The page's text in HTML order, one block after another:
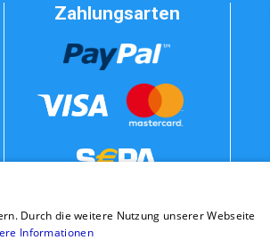
Zahlungsarten
Durch die weitere Nutzung unserer Webseite
Informationen